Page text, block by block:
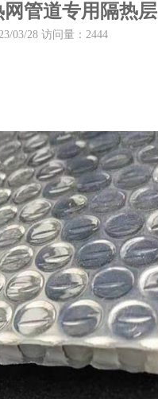
管道专用隔热层
03/28 访问量： 2444